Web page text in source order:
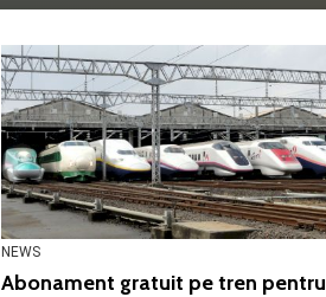
NEWS
Abonament gratuit pe tren pentru